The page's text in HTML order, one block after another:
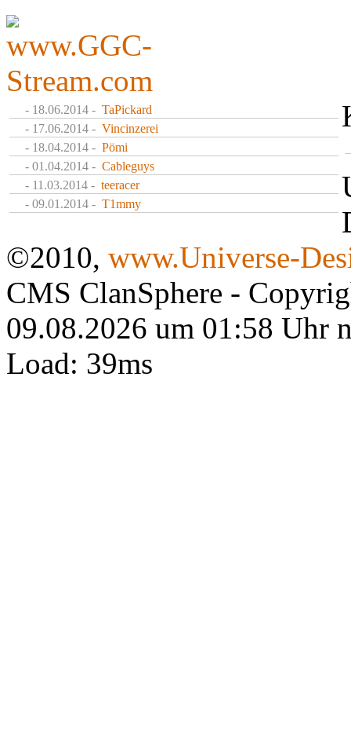
- 18.06.2014 - TaPickard
- 17.06.2014 - Vincinzerei
- 18.04.2014 - Pömi
- 01.04.2014 - Cableguys
- 11.03.2014 - teeracer
- 09.01.2014 - T1mmy
©2010, www.Universe-
CMS ClanSphere -
09.08.2026 um 01:58 Uhr
Load: 39ms